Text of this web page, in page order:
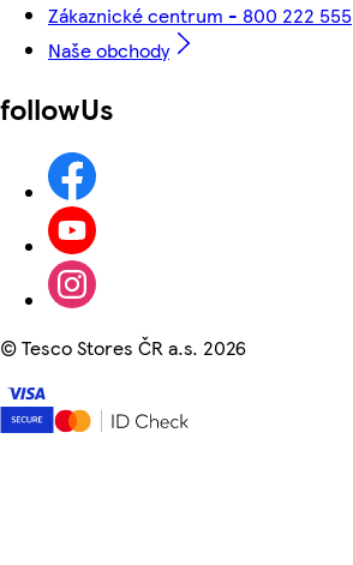
Zákaznické centrum - 800 222 555
Naše obchody
followUs
©Tesco Stores ČR a.s. 2026